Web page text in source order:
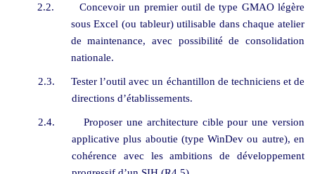
2.2.
Concevoir un premier outil de type GMAO légère
sous Excel (ou tableur) utilisable dans chaque atelier
de maintenance, avec possibilité de consolidation
nationale.
2.3.
Tester l’outil avec un échantillon de techniciens et de
directions d’établissements.
2.4.
Proposer une architecture cible pour une version
applicative plus aboutie (type WinDev ou autre), en
cohérence avec les ambitions de développement